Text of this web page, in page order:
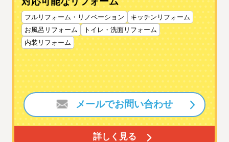
フルリフォーム・リノベーション
キッチンリフォーム
お風呂リフォーム
トイレ・洗面リフォーム
内装リフォーム
詳しく見る
メールでお問い合わせ